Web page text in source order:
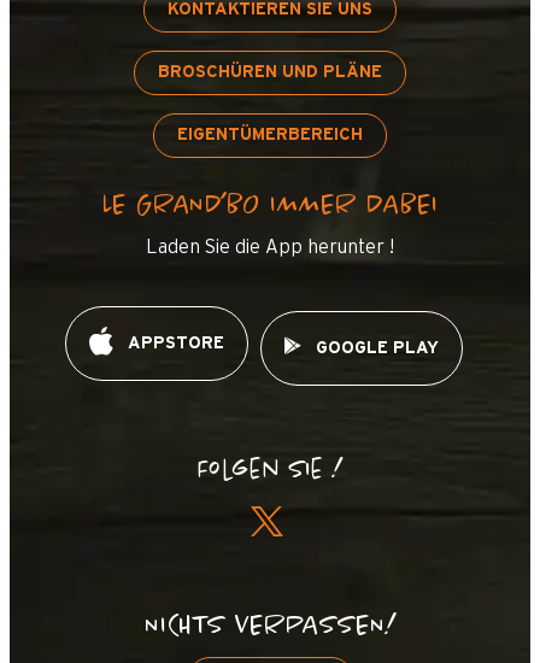
OpenStreetMap Streets
Satellite
Leaflet |©OpenStreetMap
KONTAKTIEREN SIE UNS
BROSCHÜREN UND PLÄNE
EIGENTÜMERBEREICH
LE GRAND’BO IMMER DABEI
Laden Sie die App herunter !
APPSTORE GOOGLE PLAY
Folgen Sie !
NICHTS VERPASSEN!